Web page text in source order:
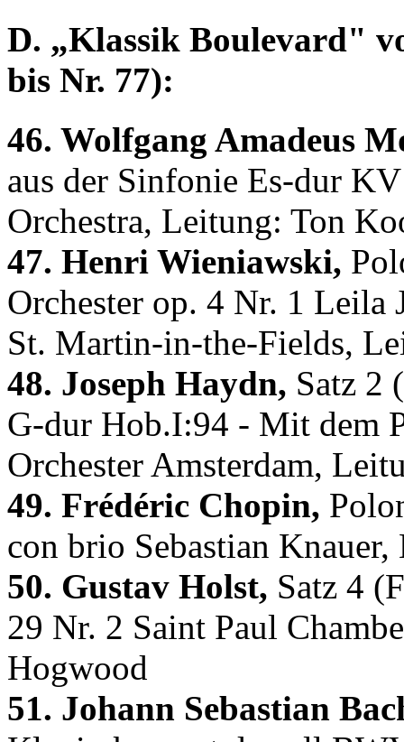
D. „Klassik Boulevard"
bis Nr. 77):
46. Wolfgang Amadeus
aus der Sinfonie Es-dur
Orchestra, Leitung: Ton
47. Henri Wieniawski,
Orchester op. 4 Nr. 1
St. Martin-in-the-Fields,
48. Joseph Haydn, Satz 2
G-dur Hob.I:94 - Mit dem
Orchester Amsterdam,
49. Frédéric Chopin,
con brio Sebastian
50. Gustav Holst, Satz 4
29 Nr. 2 Saint Paul
Hogwood
51. Johann Sebastian